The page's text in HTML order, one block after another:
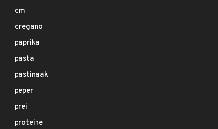
om
oregano
paprika
pasta
pastinaak
peper
prei
proteine